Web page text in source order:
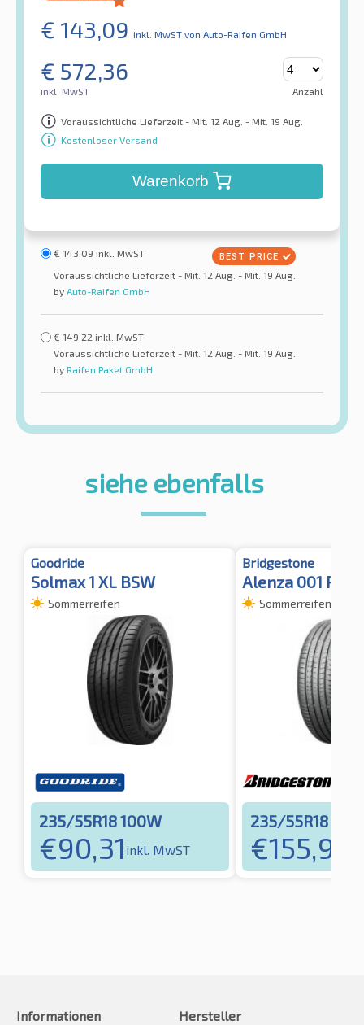
€ 143,09 inkl. MwST von Auto-Raifen GmbH
€ 572,36
inkl. MwST Anzahl
Voraussichtliche Lieferzeit - Mit. 12 Aug. - Mit. 19 Aug.
Kostenloser Versand
Warenkorb
€ 143,09 inkl. MwST
Voraussichtliche Lieferzeit - Mit. 12 Aug. - Mit. 19 Aug.
by Auto-Raifen GmbH
€ 149,22 inkl. MwST
Voraussichtliche Lieferzeit - Mit. 12 Aug. - Mit. 19 Aug.
by Raifen Paket GmbH
siehe ebenfalls
Goodride
Solmax 1 XL BSW
Sommerreifen
235/55R18 100W
€90,31 inkl. MwST
Bridgestone
Alenza 001 ROF
Sommerreifen
235/55R18
€155,94
Informationen
Hersteller